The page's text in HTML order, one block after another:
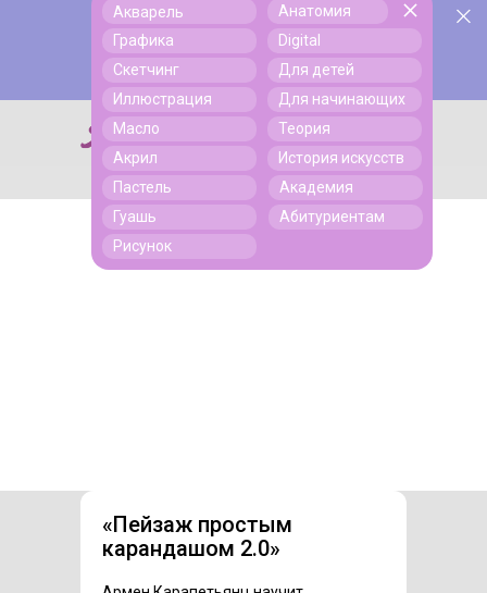
Поиск
Поиск
Акварель
Графика
Скетчинг
Иллюстрация
Масло
Акрил
Пастель
Гуашь
Рисунок
Анатомия
Digital
Для детей
Для начинающих
Теория
История искусств
Академия
Абитуриентам
«Пейзаж простым
карандашом 2.0»